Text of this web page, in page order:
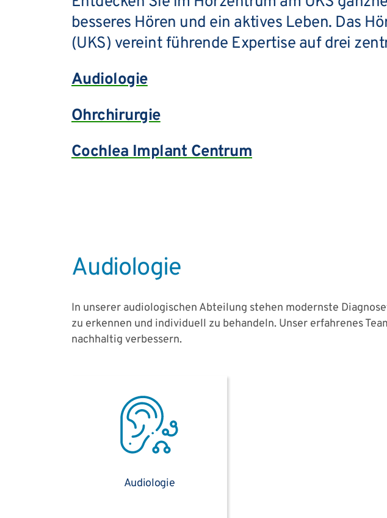
besseres Hören und ein aktives Leben. Das
(UKS) vereint führende Expertise auf drei
Audiologie
Ohrchirurgie
Cochlea Implant Centrum
Audiologie
In unserer audiologischen Abteilung stehen modernste
zu erkennen und individuell zu behandeln. Unser erfahrenes
nachhaltig verbessern.
Audiologie